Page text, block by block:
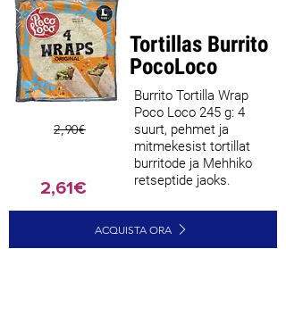
2,90€
2,61€
Tortillas Burrito
PocoLoco
Burrito Tortilla Wrap
Poco Loco 245 g: 4
suurt, pehmet ja
mitmekesist tortillat
burritode ja Mehhiko
retseptide jaoks.
ACQUISTA ORA